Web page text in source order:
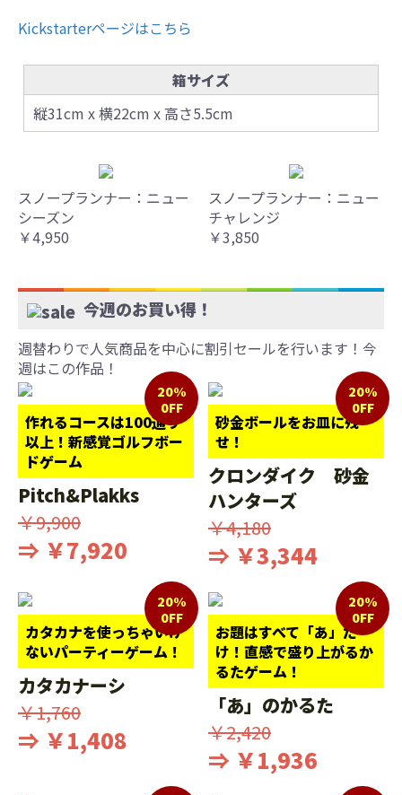
Kickstarterページはこちら
箱サイズ
縦31cm x 横22cm x 高さ5.5cm
スノープランナー：ニュー
シーズン
￥4,950
スノープランナー：ニュー
チャレンジ
￥3,850
今週のお買い得！
週替わりで人気商品を中心に割引セールを行います！今
週はこの作品！
作れるコースは100通り
以上！新感覚ゴルフボー
ドゲーム
20%
0FF
Pitch&Plakks
￥9,900
⇒ ￥7,920
砂金ボールをお皿に残
せ！
20%
0FF
クロンダイク 砂金
ハンターズ
￥4,180
⇒ ￥3,344
カタカナを使っちゃいけ
ないパーティーゲーム！
20%
0FF
カタカナーシ
￥1,760
⇒ ￥1,408
お題はすべて「あ」だ
け！直感で盛り上がるか
るたゲーム！
20%
0FF
「あ」のかるた
￥2,420
⇒ ￥1,936